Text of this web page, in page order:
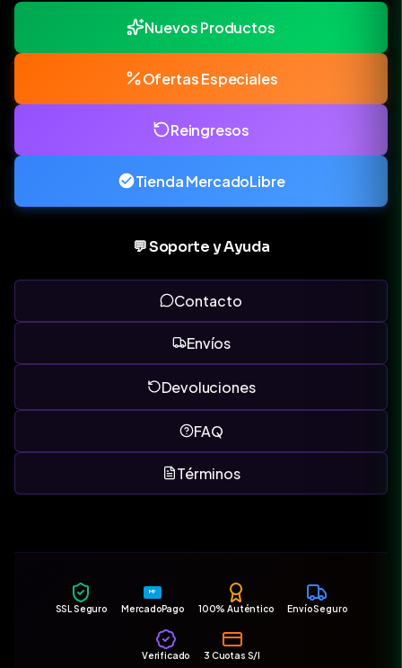
Nuevos Productos
Ofertas Especiales
Reingresos
Tienda MercadoLibre
💬 Soporte y Ayuda
Contacto
Envíos
Devoluciones
FAQ
Términos
SSL Seguro
MP
MercadoPago 100% Auténtico Envío Seguro
Verificado 3 Cuotas S/I